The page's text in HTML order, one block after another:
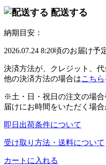
配送する
納期目安：
2026.07.24 8:20頃のお届け予
決済方法が、クレジット、
他の決済方法の場合はこちら
※土・日・祝日の注文の場
届けにお時間をいただく場合
即日出荷条件について
受け取り方法・送料について
カートに入れる